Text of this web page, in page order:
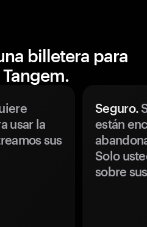
billetera para
usar la
sus
Seguro.
están
Solo
sobre